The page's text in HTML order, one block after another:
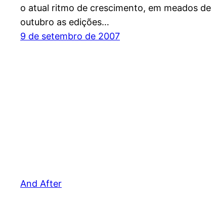
o atual ritmo de crescimento, em meados de
outubro as edições…
9 de setembro de 2007
And After